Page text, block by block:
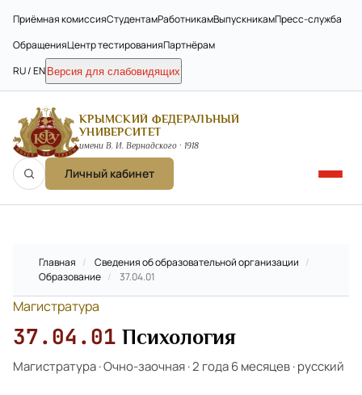
Приёмная комиссияСтудентамРаботникамВыпускникамПресс-служба
ОбращенияЦентр тестированияПартнёрам
RU / EN Версия для слабовидящих
КРЫМСКИЙ ФЕДЕРАЛЬНЫЙ
УНИВЕРСИТЕТ
имени В. И. Вернадского · 1918
Личный кабинет
Главная / Сведения об образовательной организации /
Образование / 37.04.01
Магистратура
37.04.01 Психология
Магистратура·Очно-заочная·2 года 6 месяцев·русский